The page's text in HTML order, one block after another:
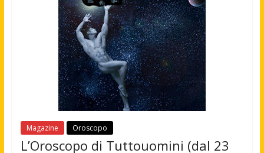
Magazine Oroscopo
L’Oroscopo di Tuttouomini (dal 23